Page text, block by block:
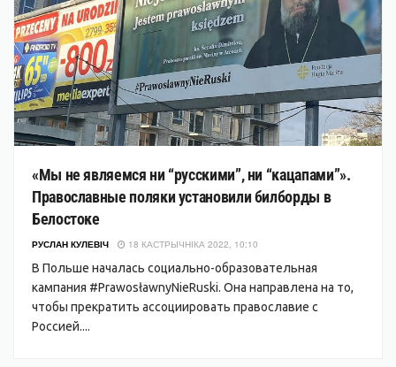
«Мы не являемся ни “русскими”, ни “кацапами”».
Православные поляки установили билборды в
Белостоке
РУСЛАН КУЛЕВІЧ 18 КАСТРЫЧНІКА 2022, 10:10
В Польше началась социально-образовательная
кампания #PrawosławnyNieRuski. Она направлена на то,
чтобы прекратить ассоциировать православие с
Россией....